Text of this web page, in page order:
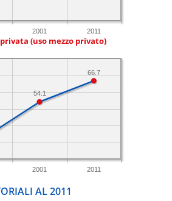
2001 2011
(uso mezzo privato)
2001 2011
66.7
54.1
AL 2011